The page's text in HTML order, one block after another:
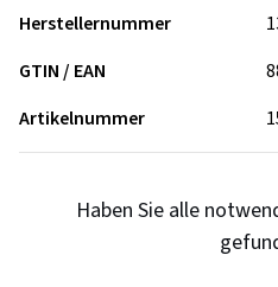
Herstellernummer
GTIN / EAN
Artikelnummer
Haben Sie alle